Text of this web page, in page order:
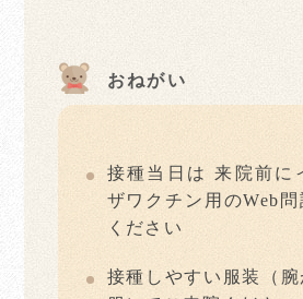
おねがい
接種当日は 来院前に
ザワクチン用のWeb問
ください
接種しやすい服装（